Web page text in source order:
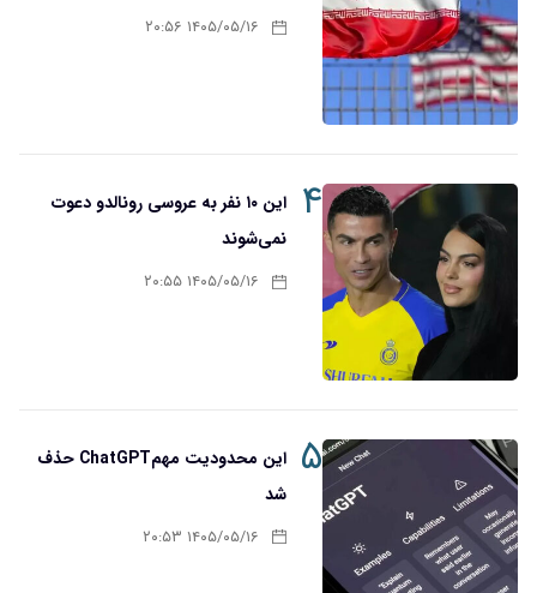
۱۴۰۵/۰۵/۱۶ ۲۰:۵۶
۴
این ۱۰ نفر به عروسی رونالدو دعوت
نمی‌شوند
۱۴۰۵/۰۵/۱۶ ۲۰:۵۵
۵
این محدودیت مهمChatGPT حذف
شد
۱۴۰۵/۰۵/۱۶ ۲۰:۵۳